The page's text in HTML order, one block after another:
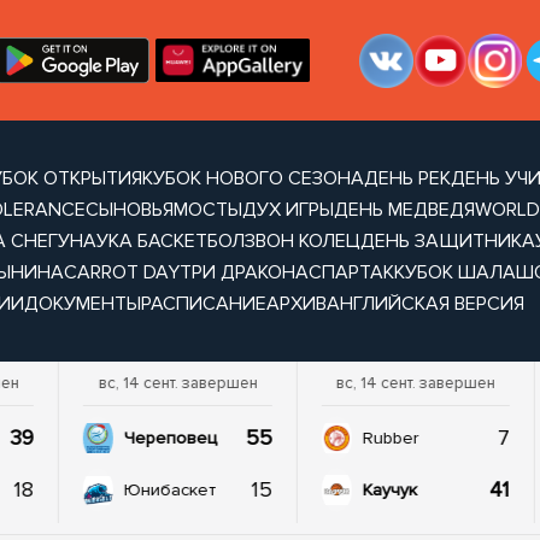
ОТКРЫТИЯКУБОК НОВОГО СЕЗОНАДЕНЬ РЕКДЕНЬ
СЫНОВЬЯМОСТЫДУХ ИГРЫДЕНЬ МЕДВЕДЯ
СНЕГУНАУКА БАСКЕТБОЛЗВОН КОЛЕЦДЕНЬ ЗАЩИТНИКА
CARROT DAYТРИ ДРАКОНАСПАРТАККУБОК
ДОКУМЕНТЫРАСПИСАНИЕАРХИВАНГЛИЙСКАЯ ВЕРСИЯ
39
18
вс, 14 сент. завершен
Череповец 55
Юнибаскет 15
вс, 14 сент. завершен
Rubber 7
Каучук 41